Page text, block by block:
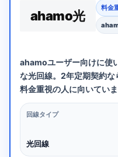
ahamo光
料金
ahamoユーザー向けに使
な光回線。2年定期契約な
料金重視の人に向いていま
回線タイプ
光回線